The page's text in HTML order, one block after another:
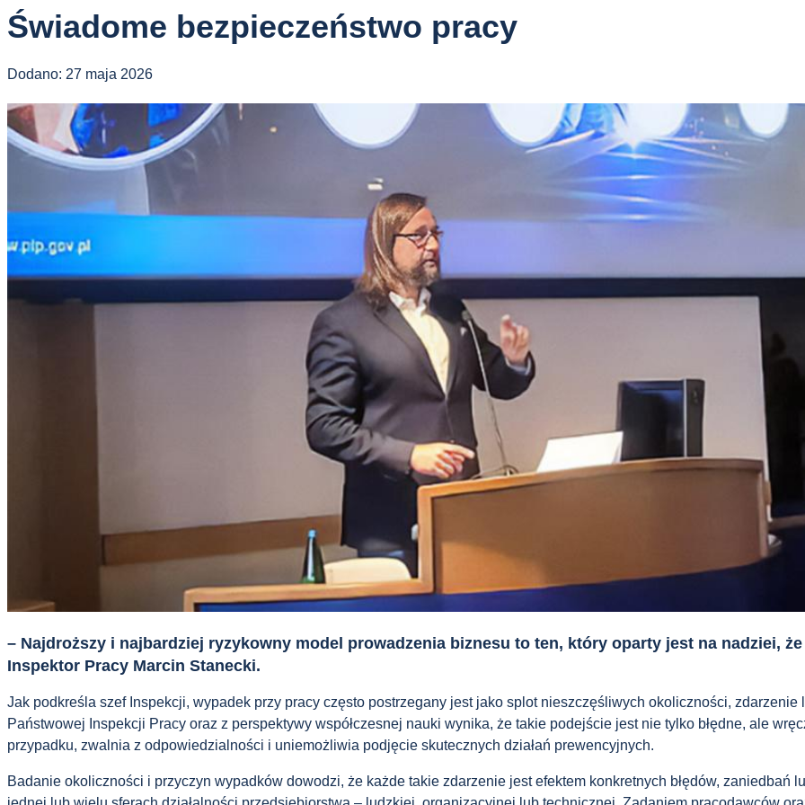
Świadome bezpieczeństwo pracy
Dodano: 27 maja 2026
– Najdroższy i najbardziej ryzykowny model prowadzenia biznesu to ten, który oparty jest na nadziei,
Inspektor Pracy Marcin Stanecki.
Jak podkreśla szef Inspekcji, wypadek przy pracy często postrzegany jest jako splot nieszczęśliwych okoliczności,
Państwowej Inspekcji Pracy oraz z perspektywy współczesnej nauki wynika, że takie podejście jest nie tylko błędne, ale
przypadku, zwalnia z odpowiedzialności i uniemożliwia podjęcie skutecznych działań prewencyjnych.
Badanie okoliczności i przyczyn wypadków dowodzi, że każde takie zdarzenie jest efektem konkretnych błędów, zaniedbań